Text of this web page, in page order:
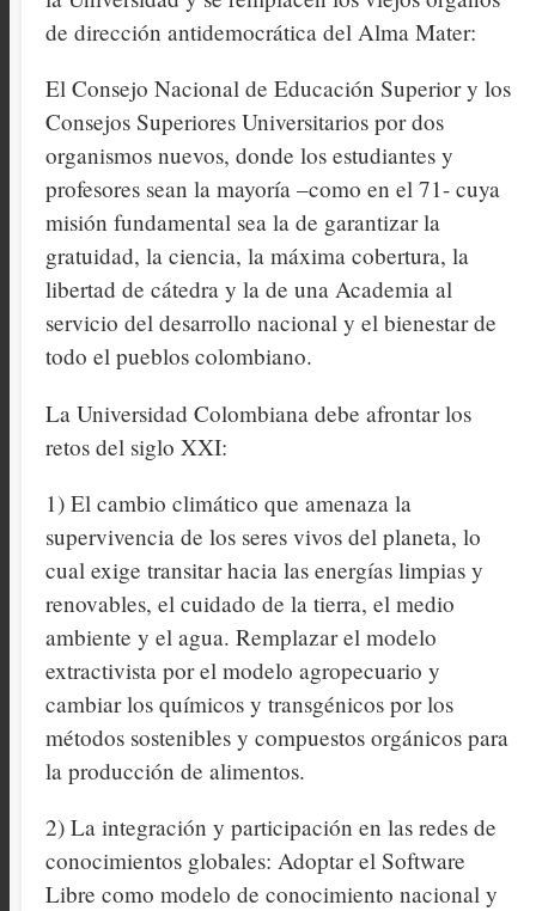
de dirección antidemocrática del Alma Mater:
El Consejo Nacional de Educación Superior y los
Consejos Superiores Universitarios por dos
organismos nuevos, donde los estudiantes y
profesores sean la mayoría –como en el 71- cuya
misión fundamental sea la de garantizar la
gratuidad, la ciencia, la máxima cobertura, la
libertad de cátedra y la de una Academia al
servicio del desarrollo nacional y el bienestar de
todo el pueblos colombiano.
La Universidad Colombiana debe afrontar los
retos del siglo XXI:
1) El cambio climático que amenaza la
supervivencia de los seres vivos del planeta, lo
cual exige transitar hacia las energías limpias y
renovables, el cuidado de la tierra, el medio
ambiente y el agua. Remplazar el modelo
extractivista por el modelo agropecuario y
cambiar los químicos y transgénicos por los
métodos sostenibles y compuestos orgánicos para
la producción de alimentos.
2) La integración y participación en las redes de
conocimientos globales: Adoptar el Software
Libre como modelo de conocimiento nacional y